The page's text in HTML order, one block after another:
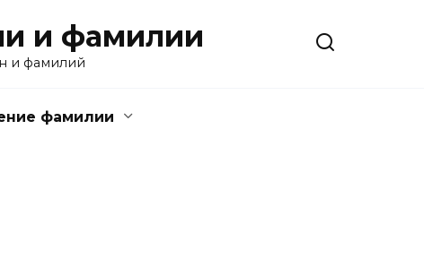
и фамилии
и фамилий
фамилии